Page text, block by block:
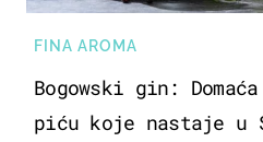
FINA AROMA
Bogowski gin:
piću koje nastaje u